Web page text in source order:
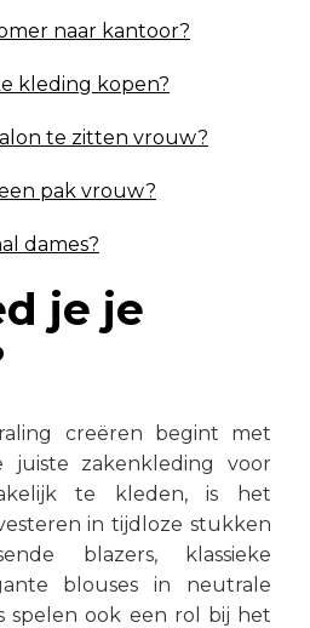
naar kantoor?
kleding kopen?
te zitten vrouw?
pak vrouw?
dames?
je je
creëren begint met
juiste zakenkleding voor
te kleden, is het
in tijdloze stukken
blazers, klassieke
blouses in neutrale
spelen ook een rol bij het